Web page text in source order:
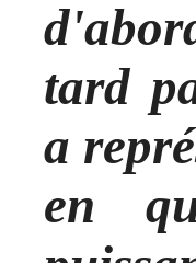
tard
a
en